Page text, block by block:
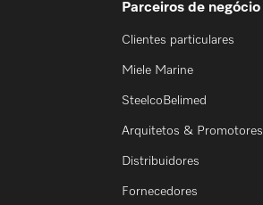
Parceiros de negócio
Clientes particulares
Miele Marine
SteelcoBelimed
Arquitetos & Promotores
Distribuidores
Fornecedores